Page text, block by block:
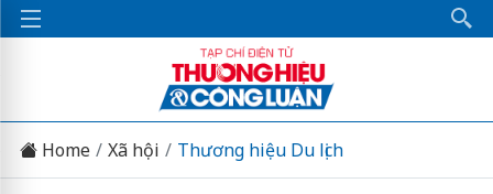
Home Xã hội Thương hiệu Du lịch